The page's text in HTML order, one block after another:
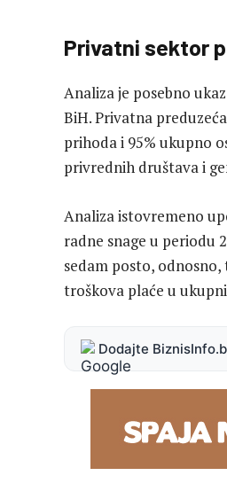
Privatni sektor
Analiza je posebno
BiH. Privatna
prihoda i 95% ukupno
privrednih društava i
Analiza istovremeno
radne snage u periodu
sedam posto,
troškova plaće u
Dodajte